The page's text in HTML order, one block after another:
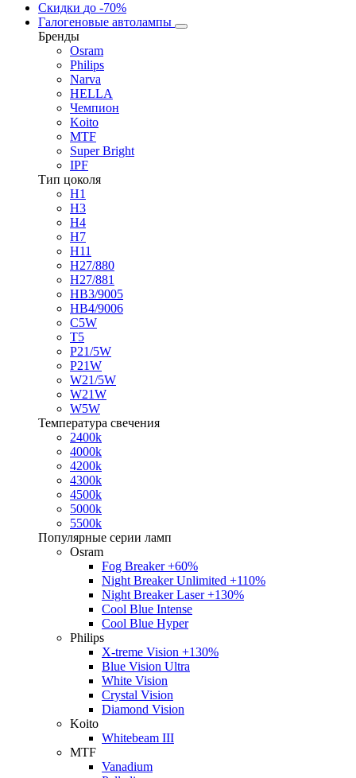
Скидки до -70%
Галогеновые автолампы
Бренды
Osram
Philips
Narva
HELLA
Чемпион
Koito
MTF
Super Bright
IPF
Тип цоколя
H1
H3
H4
H7
H11
H27/880
H27/881
HB3/9005
HB4/9006
C5W
T5
P21/5W
P21W
W21/5W
W21W
W5W
Температура свечения
2400k
4000k
4200k
4300k
4500k
5000k
5500k
Популярные серии ламп
Osram
Fog Breaker +60%
Night Breaker Unlimited +110%
Night Breaker Laser +130%
Cool Blue Intense
Cool Blue Hyper
Philips
X-treme Vision +130%
Blue Vision Ultra
White Vision
Crystal Vision
Diamond Vision
Koito
Whitebeam III
MTF
Vanadium